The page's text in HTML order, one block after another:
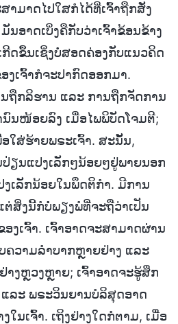
ສາມາດໄປໃສກໍໄດ້ທີ່ເຈົ້າຖືກສັ່ງ
ນອາດເບິ່ງຄືກັບວ່າເຈົ້າຂ້ອນຂ້າງ
ກີດຂຶ້ນເຊິ່ງບໍ່ສອດຄ່ອງກັບແນວຄິດ
ງເຈົ້າກໍຈະປາກົດອອກມາ.
ຖືກລິຮານ ແລະ ການຖືກຈັດການ
ນົນໜ້ອຍລົງ ເມື່ອໄພພິບັດໂຈມຕີ;
ອໃສ່ຮ້າຍພຣະເຈົ້າ. ສະນັ້ນ,
ຽນແປງເລັກໆນ້ອຍໆຢູ່ພາຍນອກ
ເລັກນ້ອຍໃນພຶດຕິກຳ. ມີການ
ສິ່ງນີ້ກໍບໍ່ພຽງພໍທີ່ຈະຖືວ່າເປັນ
ງເຈົ້າ. ເຈົ້າອາດຈະສາມາດຜ່ານ
ຄວາມລຳບາກຫຼາຍຢ່າງ ແລະ
ງຫຼວງຫຼາຍ; ເຈົ້າອາດຈະຮູ້ສຶກ
ລະ ພຣະວິນຍານບໍລິສຸດອາດ
ໃນເຈົ້າ. ເຖິງຢ່າງໃດກໍຕາມ, ເມື່ອ